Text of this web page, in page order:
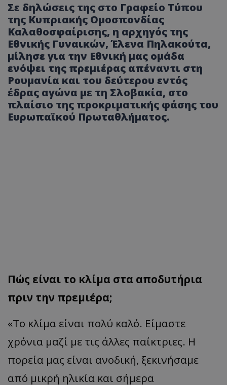
Σε δηλώσεις της στο Γραφείο Τύπου
της Κυπριακής Ομοσπονδίας
Καλαθοσφαίρισης, η αρχηγός της
Εθνικής Γυναικών, Έλενα Πηλακούτα,
μίλησε για την Εθνική μας ομάδα
ενόψει της πρεμιέρας απέναντι στη
Ρουμανία και του δεύτερου εντός
έδρας αγώνα με τη Σλοβακία, στο
πλαίσιο της προκριματικής φάσης του
Ευρωπαϊκού Πρωταθλήματος.
Πώς είναι το κλίμα στα αποδυτήρια
πριν την πρεμιέρα;
«Το κλίμα είναι πολύ καλό. Είμαστε
χρόνια μαζί με τις άλλες παίκτριες. Η
πορεία μας είναι ανοδική, ξεκινήσαμε
από μικρή ηλικία και σήμερα